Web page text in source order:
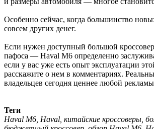
Особенно сейчас, когда большинство
совсем других денег.
Если нужен доступный большой
пафоса — Haval M6 определенно
если у вас уже есть опыт эксплуатации
расскажите о нем в комментариях.
владельцев сегодня ценнее любой
Теги
Haval M6, Haval, китайские кроссоверы,